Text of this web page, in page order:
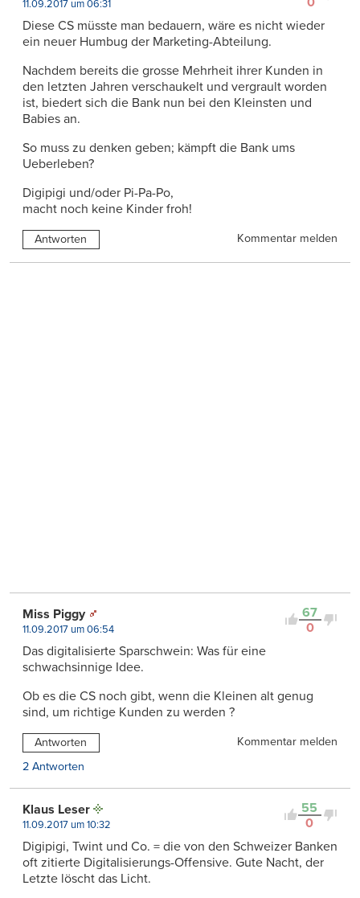
11.09.2017 um 06:31
Diese CS müsste man bedauern, wäre es nicht wieder
ein neuer Humbug der Marketing-Abteilung.
Nachdem bereits die grosse Mehrheit ihrer Kunden in
den letzten Jahren verschaukelt und vergrault worden
ist, biedert sich die Bank nun bei den Kleinsten und
Babies an.
So muss zu denken geben; kämpft die Bank ums
Ueberleben?
Digipigi und/oder Pi-Pa-Po,
macht noch keine Kinder froh!
Antworten Kommentar melden
67
0
Miss Piggy
11.09.2017 um 06:54
Das digitalisierte Sparschwein: Was für eine
schwachsinnige Idee.
Ob es die CS noch gibt, wenn die Kleinen alt genug
sind, um richtige Kunden zu werden ?
Antworten
Kommentar melden
2 Antworten
55
0
Klaus Leser
11.09.2017 um 10:32
Digipigi, Twint und Co. = die von den Schweizer Banken
oft zitierte Digitalisierungs-Offensive. Gute Nacht, der
Letzte löscht das Licht.